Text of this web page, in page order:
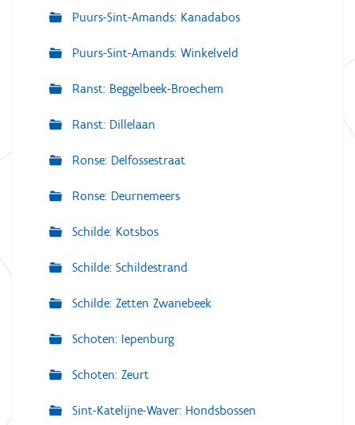
Puurs-Sint-Amands: Kanadabos
Puurs-Sint-Amands: Winkelveld
Ranst: Beggelbeek-Broechem
Ranst: Dillelaan
Ronse: Delfossestraat
Ronse: Deurnemeers
Schilde: Kotsbos
Schilde: Schildestrand
Schilde: Zetten Zwanebeek
Schoten: Iepenburg
Schoten: Zeurt
Sint-Katelijne-Waver: Hondsbossen